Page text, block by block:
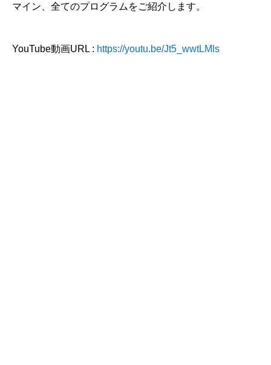
マイン、全てのプログラムをご紹介します。
YouTube動画URL : https://youtu.be/Jt5_wwtLMls